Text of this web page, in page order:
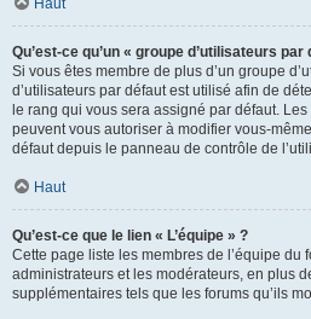
Haut
Qu’est-ce qu’un « groupe d’utilisateurs par
Si vous êtes membre de plus d’un groupe
d’utilisateurs par défaut est utilisé afin de
le rang qui vous sera assigné par défaut.
peuvent vous autoriser à modifier vous-
défaut depuis le panneau de contrôle de
Haut
Qu’est-ce que le lien « L’équipe » ?
Cette page liste les membres de l’équipe du
administrateurs et les modérateurs, en plus
supplémentaires tels que les forums qu’ils